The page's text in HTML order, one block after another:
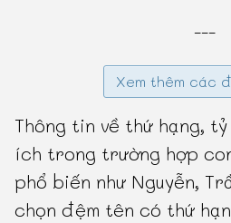
---
Xem thêm các
Thông tin về thứ hạng,
ích trong trường hợp
phổ biến như Nguyễn,
chọn đệm tên có thứ